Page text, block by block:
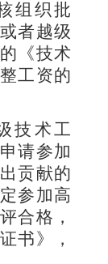
组织批
者越级
《技术
工资的
技术工
请参加
贡献的
参加高
合格，
书》，